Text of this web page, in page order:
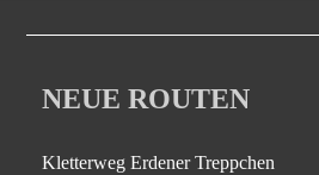
NEUE ROUTEN
Kletterweg Erdener Treppchen